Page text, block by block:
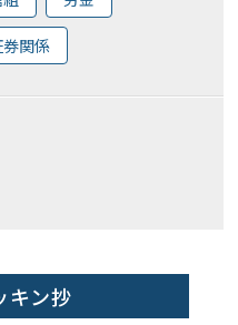
券関係
キン抄